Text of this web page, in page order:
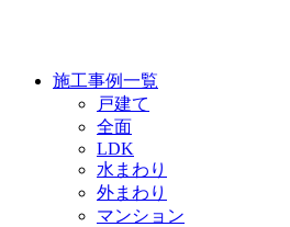
施工事例一覧
戸建て
全面
LDK
水まわり
外まわり
マンション